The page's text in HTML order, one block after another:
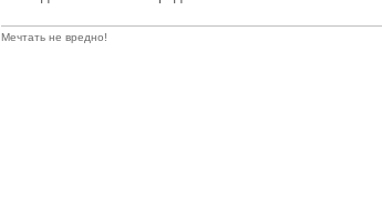
Мечтать не вредно!